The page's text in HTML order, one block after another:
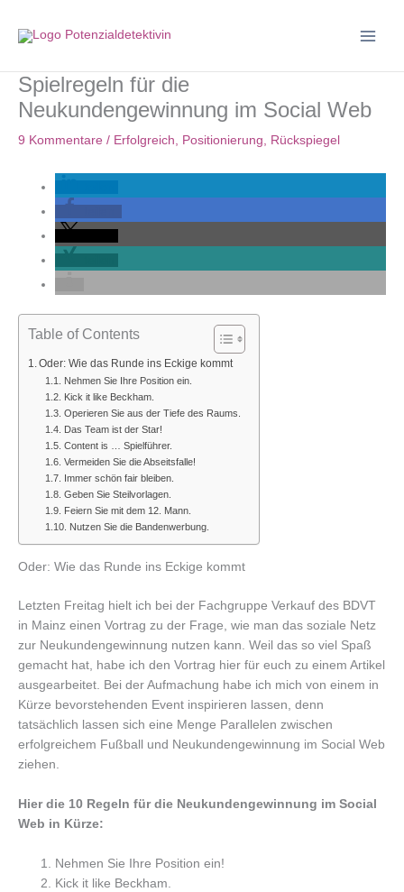
Inhalt
Spielregeln für die
Neukundengewinnung im Social Web
9 Kommentare / Erfolgreich, Positionierung, Rückspiegel
Table of Contents
Oder: Wie das Runde ins Eckige kommt
Nehmen Sie Ihre Position ein.
Kick it like Beckham.
Operieren Sie aus der Tiefe des Raums.
Das Team ist der Star!
Content is … Spielführer.
Vermeiden Sie die Abseitsfalle!
Immer schön fair bleiben.
Geben Sie Steilvorlagen.
Feiern Sie mit dem 12. Mann.
Nutzen Sie die Bandenwerbung.
Oder: Wie das Runde ins Eckige kommt
Letzten Freitag hielt ich bei der Fachgruppe Verkauf des BDVT
in Mainz einen Vortrag zu der Frage, wie man das soziale Netz
zur Neukundengewinnung nutzen kann. Weil das so viel Spaß
gemacht hat, habe ich den Vortrag hier für euch zu einem Artikel
ausgearbeitet. Bei der Aufmachung habe ich mich von einem in
Kürze bevorstehenden Event inspirieren lassen, denn
tatsächlich lassen sich eine Menge Parallelen zwischen
erfolgreichem Fußball und Neukundengewinnung im Social Web
ziehen.
Hier die 10 Regeln für die Neukundengewinnung im Social
Web in Kürze:
Nehmen Sie Ihre Position ein!
Kick it like Beckham.